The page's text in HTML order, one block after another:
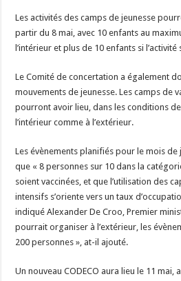
Les activités des camps de jeunesse
partir du 8 mai, avec 10 enfants au
l’intérieur et plus de 10 enfants si
Le Comité de concertation a également
mouvements de jeunesse. Les camps de
pourront avoir lieu, dans les conditions
l’intérieur comme à l’extérieur.
Les évènements planifiés pour le mois
que « 8 personnes sur 10 dans la
soient vaccinées, et que l’utilisation des
intensifs s’oriente vers un taux
indiqué Alexander De Croo, Premier
pourrait organiser à l’extérieur, les
200 personnes », at-il ajouté.
Un nouveau CODECO aura lieu le 11 mai,